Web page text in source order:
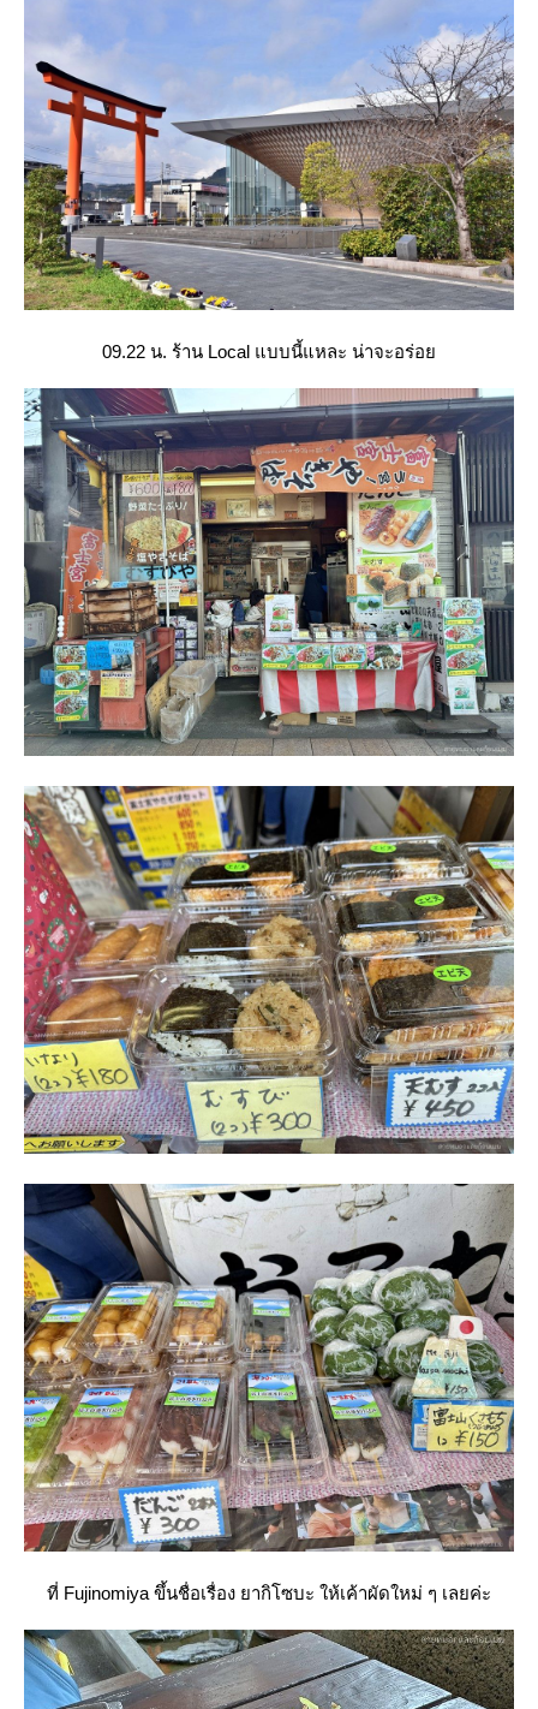
09.22 น. ร้าน Local แบบนี้แหละ น่าจะอร่อ
ที่ Fujinomiya ขึ้นชื่อเรื่อง ยากิโซบะ ให้เค้าผัดใหม่ ๆ เลยค่ะ